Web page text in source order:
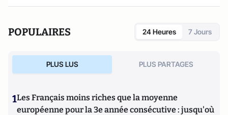
POPULAIRES 24 Heures 7 Jours
PLUS LUS PLUS PARTAGES
1Les Français moins riches que la moyenne
européenne pour la 3e année consécutive : jusqu'où